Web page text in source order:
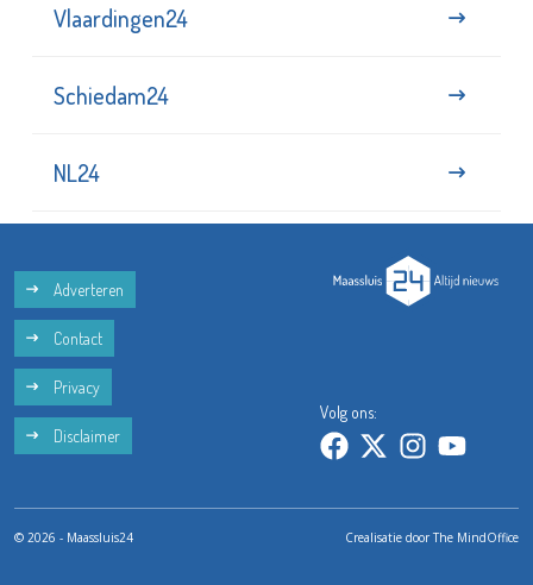
Vlaardingen24
Schiedam24
NL24
Adverteren
Contact
Privacy
Disclaimer
Volg ons:
© 2026 - Maassluis24 Crealisatie doorThe MindOffice